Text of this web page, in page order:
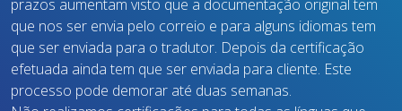
prazos aumentam visto que a documentação original tem
que nos ser envia pelo correio e para alguns idiomas tem
que ser enviada para o tradutor. Depois da certificação
efetuada ainda tem que ser enviada para cliente. Este
processo pode demorar até duas semanas.